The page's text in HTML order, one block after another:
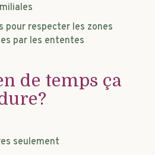
pour respecter les zones
par les ententes
de temps ça
seulement